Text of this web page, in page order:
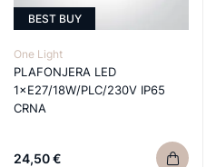
BEST BUY
One Light
PLAFONJERA LED
1×E27/18W/PLC/230V IP65
CRNA
24,50 €